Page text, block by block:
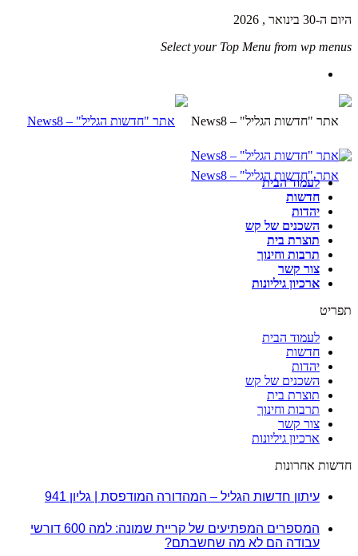
היום ה-30 בינואר , 2026
Select your Top Menu from wp menus
לעמוד הבית
חדשות
יהדות
השכנים של קש
תוצרת בית
תרבות וחינוך
צור קשר
ארכיון גיליונות
תפריט
לעמוד הבית
חדשות
יהדות
השכנים של קש
תוצרת בית
תרבות וחינוך
צור קשר
ארכיון גיליונות
חדשות אחרונות
עיתון חדשות הגליל – המהדורה המודפסת | גליון 941
המספרים המפתיעים של קריית שמונה: למה 600 דורשי
עבודה הם לא מה שחשבתם?